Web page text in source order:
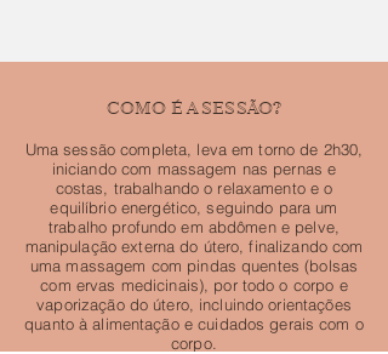
COMO É A SESSÃO?
Uma sessão completa, leva em torno de 2h30,
iniciando com massagem nas pernas e
costas, trabalhando o relaxamento e o
equilíbrio energético, seguindo para um
trabalho profundo em abdômen e pelve,
manipulação externa do útero, finalizando com
uma massagem com pindas quentes (bolsas
com ervas medicinais), por todo o corpo e
vaporização do útero, incluindo orientações
quanto à alimentação e cuidados gerais com o
corpo.